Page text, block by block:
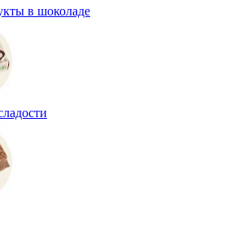
в шоколаде